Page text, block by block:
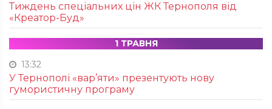
Тиждень спеціальних цін ЖК Тернополя від
«Креатор-Буд»
1 ТРАВНЯ
13:32
У Тернополі «вар’яти» презентують нову
гумористичну програму